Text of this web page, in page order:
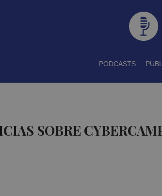
PODCASTS
SOBRE